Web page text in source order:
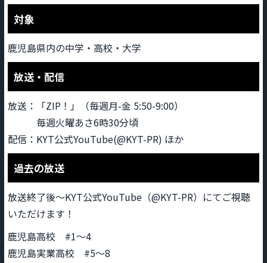
対象
鹿児島県内の中学・高校・大学
放送・配信
放送：「ZIP！」（毎週月-金 5:50-9:00）
毎週火曜あさ6時30分頃
配信：KYT公式YouTube(@KYT-PR) ほか
過去の放送
放送終了後～KYT公式YouTube（@KYT-PR）にてご視聴
いただけます！
鹿児島高校 #1～4
鹿児島実業高校 #5～8